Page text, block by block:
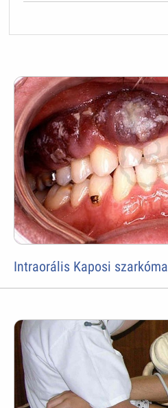
Intraorális Kaposi szarkóma